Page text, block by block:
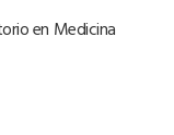
en Medicina